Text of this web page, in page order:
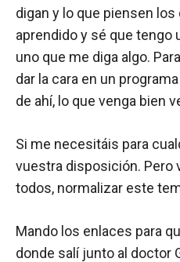
digan y lo que piensen
aprendido y sé que tengo
uno que me diga algo.
dar la cara en un
de ahí, lo que venga bien
Si me necesitáis para
vuestra disposición. Pero
todos, normalizar este
Mando los enlaces para
donde salí junto al doctor